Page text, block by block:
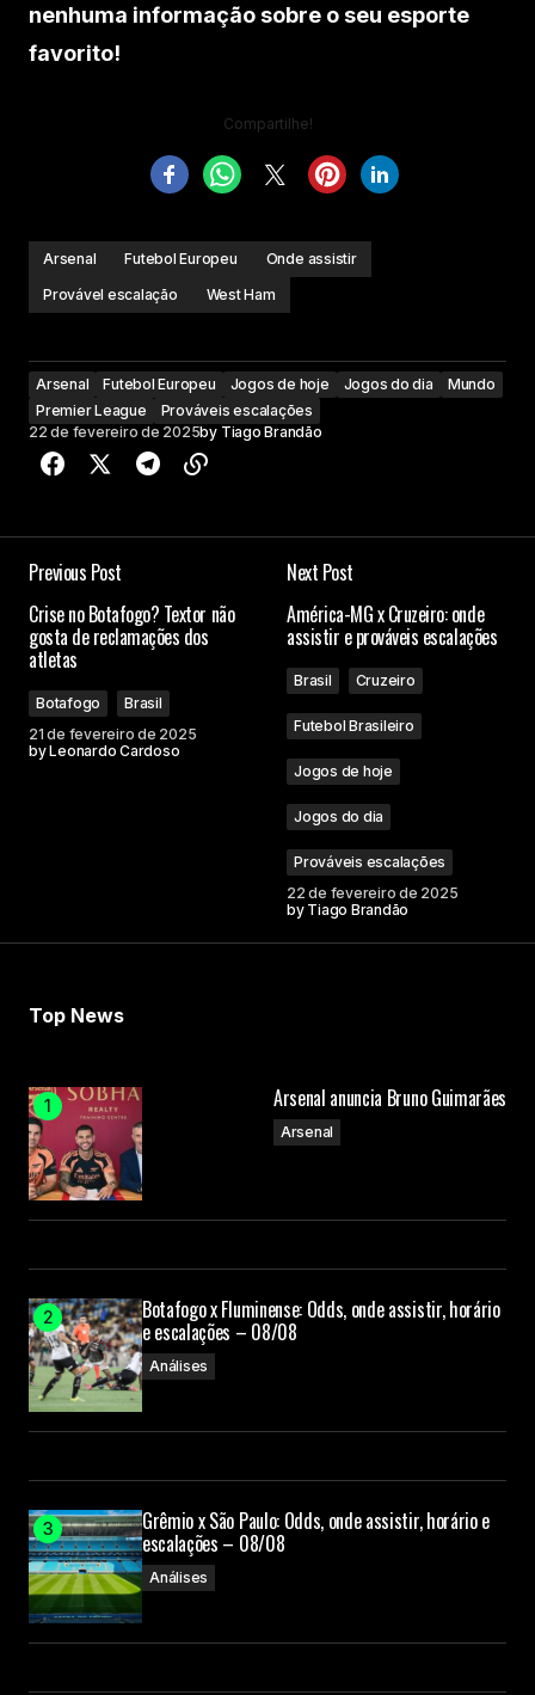
nenhuma informação sobre o seu esporte
favorito!
Compartilhe!
Arsenal Futebol Europeu
Onde assistir
Provável escalação
West Ham
Arsenal Futebol Europeu Jogos de hoje Jogos do dia
Mundo
Premier League
Prováveis escalações
22 de fevereiro de 2025by Tiago Brandão
Previous Post
Crise no Botafogo? Textor não
gosta de reclamações dos
atletas
Botafogo
Brasil
21 de fevereiro de 2025
byLeonardo Cardoso
Next Post
América-MG x Cruzeiro: onde
assistir e prováveis escalações
Brasil Cruzeiro
Futebol Brasileiro
Jogos de hoje
Jogos do dia
Prováveis escalações
22 de fevereiro de 2025
by Tiago Brandão
Top News
Arsenal anuncia Bruno Guimarães
Arsenal
Botafogo x Fluminense: Odds, onde assistir, horário
e escalações – 08/08
Análises
Grêmio x São Paulo: Odds, onde assistir, horário e
escalações – 08/08
Análises